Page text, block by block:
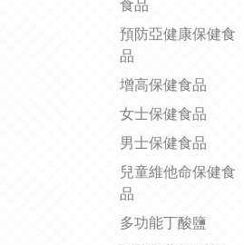
食品
預防亞健康保健食
品
增高保健食品
女士保健食品
男士保健食品
兒童維他命保健食
品
多功能丁酸鹽